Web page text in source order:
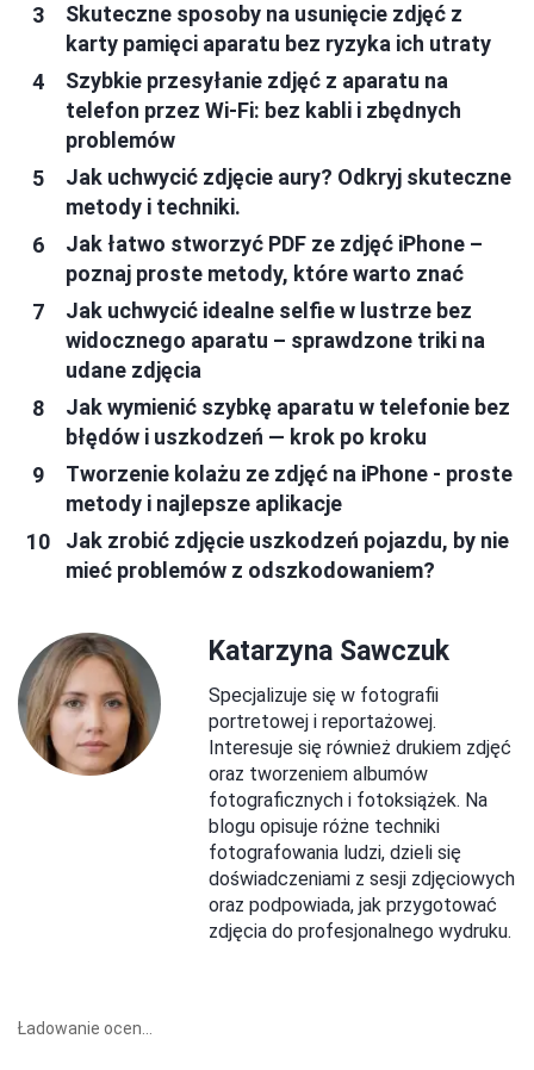
Skuteczne sposoby na usunięcie zdjęć z
karty pamięci aparatu bez ryzyka ich utraty
Szybkie przesyłanie zdjęć z aparatu na
telefon przez Wi-Fi: bez kabli i zbędnych
problemów
Jak uchwycić zdjęcie aury? Odkryj skuteczne
metody i techniki.
Jak łatwo stworzyć PDF ze zdjęć iPhone –
poznaj proste metody, które warto znać
Jak uchwycić idealne selfie w lustrze bez
widocznego aparatu – sprawdzone triki na
udane zdjęcia
Jak wymienić szybkę aparatu w telefonie bez
błędów i uszkodzeń — krok po kroku
Tworzenie kolażu ze zdjęć na iPhone - proste
metody i najlepsze aplikacje
Jak zrobić zdjęcie uszkodzeń pojazdu, by nie
mieć problemów z odszkodowaniem?
Katarzyna Sawczuk
Specjalizuje się w fotografii
portretowej i reportażowej.
Interesuje się również drukiem zdjęć
oraz tworzeniem albumów
fotograficznych i fotoksiążek. Na
blogu opisuje różne techniki
fotografowania ludzi, dzieli się
doświadczeniami z sesji zdjęciowych
oraz podpowiada, jak przygotować
zdjęcia do profesjonalnego wydruku.
Ładowanie ocen...